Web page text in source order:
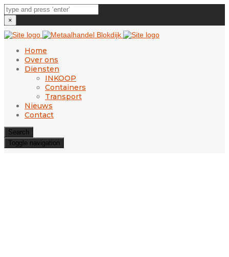
×
Home
Over ons
Diensten
INKOOP
Containers
Transport
Nieuws
Contact
Search
Toggle navigation